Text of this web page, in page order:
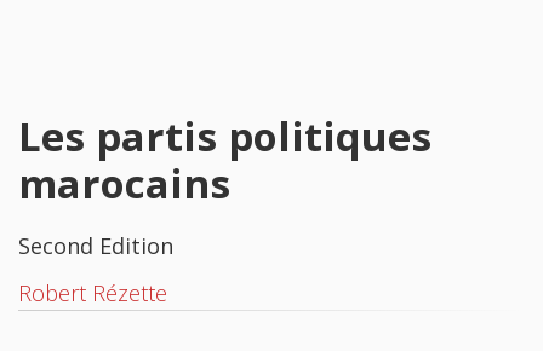
Les partis politiques
marocains
Second Edition
Robert Rézette